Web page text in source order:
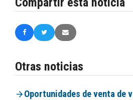
Otras noticias
Oportunidades de venta de